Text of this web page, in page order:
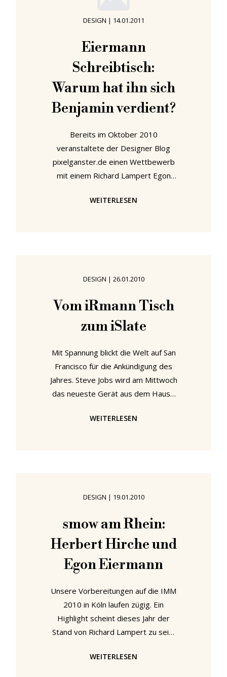
(smow)Hauptquartier mit der
Vorbereitung und Herstellung des
allerersten (smow)Katalogs
beschäftigt. Ein realer gedruckter
Katalog! Auf Papier! Mit Tinte!
DESIGN | 14.01.2011
Eiermann
Schreibtisch:
Warum hat ihn sich
Benjamin verdient?
Bereits im Oktober 2010
veranstaltete der Designer Blog
pixelganster.de einen Wettbewerb
mit einem Richard Lampert Egon
Hauptgewinn - natürlich gesponsort
den Schreibtisch verdient hätte -
wären deine Freunde so großzügig?
Unsere wahrscheinlich nicht. Aber
wir haben ja bereits einen Eiermann
WEITERLESEN
DESIGN | 26.01.2010
Vom iRmann Tisch
zum iSlate
Mit Spannung blickt die Welt auf San
Francisco für die Ankündigung des
Jahres. Steve Jobs wird am Mittwoch
das neueste Gerät aus dem Hause
flache, tragbare, tastaturlose
Prinzip eine Schiefertafel für das 21.
Jahrhundert. Daher der Name. Was
viele von Ihnen aber vielleicht
überraschen wird:
WEITERLESEN
DESIGN | 19.01.2010
smow am Rhein:
Herbert Hirche und
Egon Eiermann
Unsere Vorbereitungen auf die IMM
2010 in Köln laufen zügig. Ein
Highlight scheint dieses Jahr der
Stand von Richard Lampert zu sein,
Herbert Hirche zelebriert wird.
WEITERLESEN